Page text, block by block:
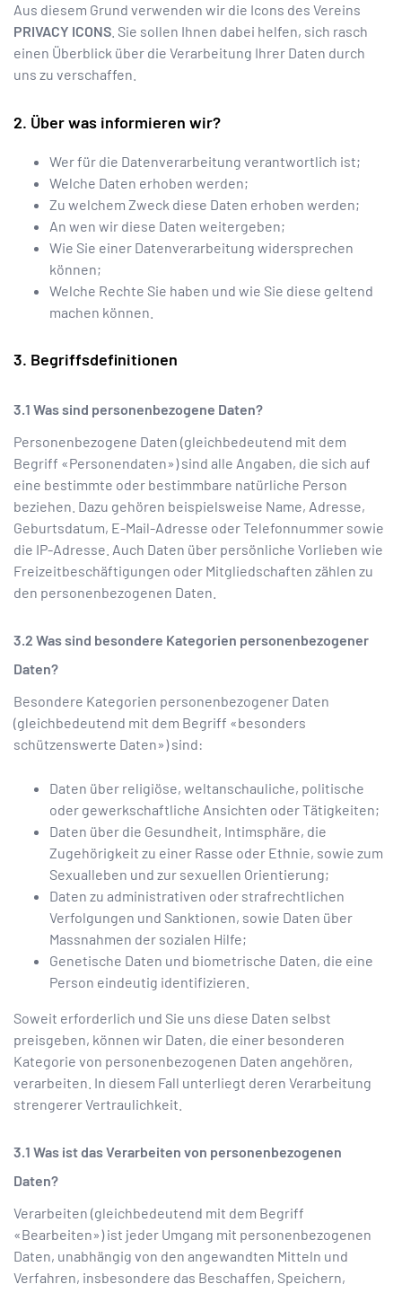
Aus diesem Grund verwenden wir die Icons des Vereins
PRIVACY ICONS . Sie sollen Ihnen dabei helfen, sich rasch
einen Überblick über die Verarbeitung Ihrer Daten durch
uns zu verschaffen.
Über was informieren wir?
Wer für die Datenverarbeitung verantwortlich ist;
Welche Daten erhoben werden;
Zu welchem Zweck diese Daten erhoben werden;
An wen wir diese Daten weitergeben;
Wie Sie einer Datenverarbeitung widersprechen
können;
Welche Rechte Sie haben und wie Sie diese geltend
machen können.
Begriffsdefinitionen
Was sind personenbezogene Daten?
Personenbezogene Daten (gleichbedeutend mit dem
Begriff «Personendaten») sind alle Angaben, die sich auf
eine bestimmte oder bestimmbare natürliche Person
beziehen. Dazu gehören beispielsweise Name, Adresse,
Geburtsdatum, E-Mail-Adresse oder Telefonnummer sowie
die IP-Adresse. Auch Daten über persönliche Vorlieben wie
Freizeitbeschäftigungen oder Mitgliedschaften zählen zu
den personenbezogenen Daten.
Was sind besondere Kategorien personenbezogener
Daten?
Besondere Kategorien personenbezogener Daten
(gleichbedeutend mit dem Begriff «besonders
schützenswerte Daten») sind:
Daten über religiöse, weltanschauliche, politische
oder gewerkschaftliche Ansichten oder Tätigkeiten;
Daten über die Gesundheit, Intimsphäre, die
Zugehörigkeit zu einer Rasse oder Ethnie, sowie zum
Sexualleben und zur sexuellen Orientierung;
Daten zu administrativen oder strafrechtlichen
Verfolgungen und Sanktionen, sowie Daten über
Massnahmen der sozialen Hilfe;
Genetische Daten und biometrische Daten, die eine
Person eindeutig identifizieren.
Soweit erforderlich und Sie uns diese Daten selbst
preisgeben, können wir Daten, die einer besonderen
Kategorie von personenbezogenen Daten angehören,
verarbeiten. In diesem Fall unterliegt deren Verarbeitung
strengerer Vertraulichkeit.
Was ist das Verarbeiten von personenbezogenen
Daten?
Verarbeiten (gleichbedeutend mit dem Begriff
«Bearbeiten») ist jeder Umgang mit personenbezogenen
Daten, unabhängig von den angewandten Mitteln und
Verfahren, insbesondere das Beschaffen, Speichern,